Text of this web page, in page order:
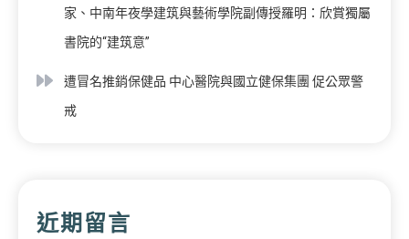
家、中南年夜學建筑與藝術學院副傳授羅明：欣賞獨屬
書院的“建筑意”
遭冒名推銷保健品 中心醫院與國立健保集團 促公眾警
戒
近期留言